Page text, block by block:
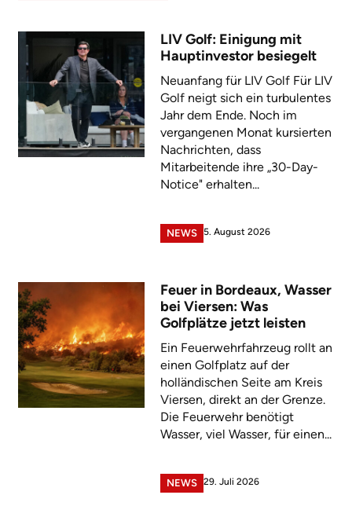
LIV Golf: Einigung mit
Hauptinvestor besiegelt
Neuanfang für LIV Golf Für LIV
Golf neigt sich ein turbulentes
Jahr dem Ende. Noch im
vergangenen Monat kursierten
Nachrichten, dass
Mitarbeitende ihre „30-Day-
Notice" erhalten...
NEWS 5. August 2026
Feuer in Bordeaux, Wasser
bei Viersen: Was
Golfplätze jetzt leisten
Ein Feuerwehrfahrzeug rollt an
einen Golfplatz auf der
holländischen Seite am Kreis
Viersen, direkt an der Grenze.
Die Feuerwehr benötigt
Wasser, viel Wasser, für einen...
NEWS 29. Juli 2026